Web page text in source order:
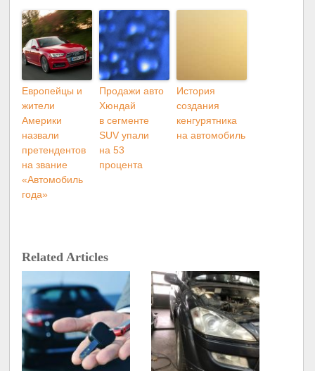
Европейцы и
жители
Америки
назвали
претендентов
на звание
«Автомобиль
года»
Продажи авто
Хюндай
в сегменте
SUV упали
на 53
процента
История
создания
кенгурятника
на автомобиль
Related Articles